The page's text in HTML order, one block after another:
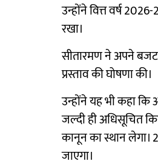
उन्होंने वित्त वर्ष
रखा।
सीतारमण ने अपने बजट
प्रस्ताव की घोषणा की।
उन्होंने यह भी कहा
जल्दी ही अधिसूचित
कानून का स्थान
जाएगा।